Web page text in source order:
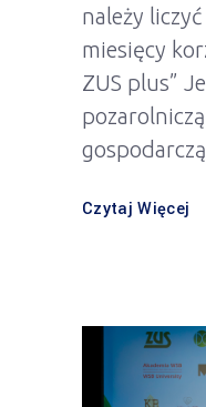
należy
miesięcy
ZUS plus”
gospodarczą
Czytaj Więcej